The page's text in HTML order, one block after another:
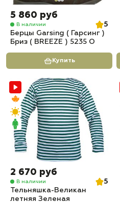
5 860 руб
В наличии
5
Берцы Garsing ( Гарсинг )
Бриз ( BREEZE ) 5235 О
Купить
2 670 руб
В наличии
5
Тельняшка-Великан
летняя Зеленая